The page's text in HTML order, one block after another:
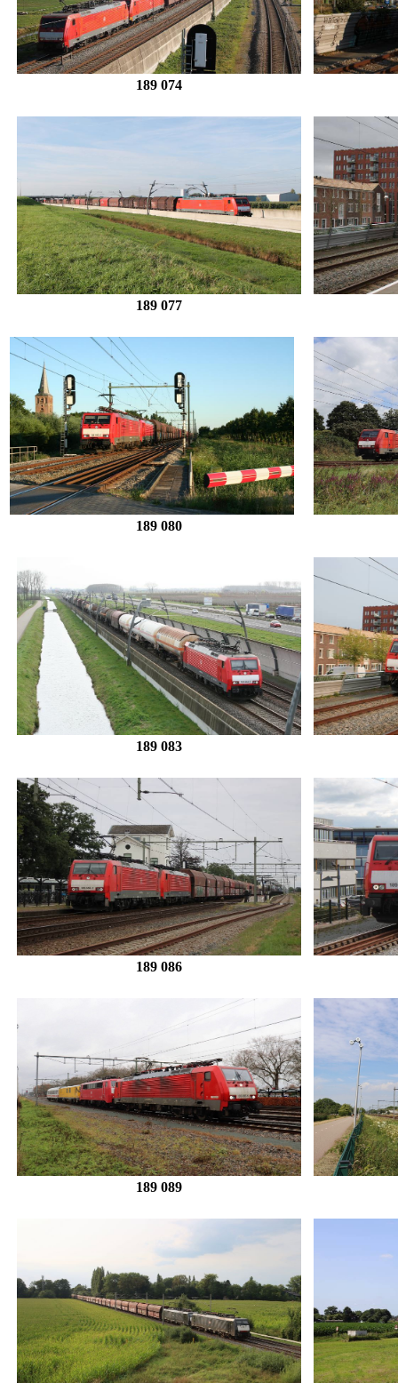
189 074
189 077
189 080
189 083
189 086
189 089